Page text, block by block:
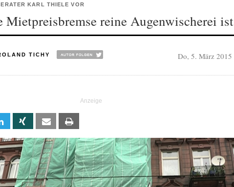
KARL THIELE VOR
Mietpreisbremse reine Augenwischerei ist
TICHY Do, 5. März 2015
Linkedin Xing Email